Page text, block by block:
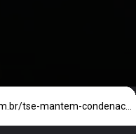
https://portalms67.com.br/tse-mantem-condenacao-de-claudio-castro-a-inelegibilidade/